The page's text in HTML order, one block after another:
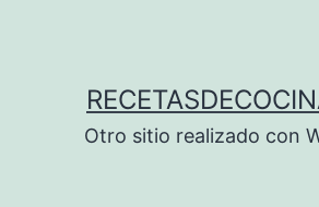
Otro sitio realizado con